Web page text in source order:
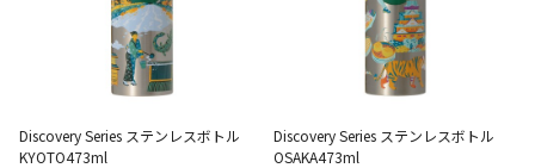
Discovery Series ステンレスボトル
KYOTO473ml
Discovery Series ステンレスボトル
OSAKA473ml